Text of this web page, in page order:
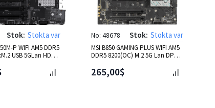
Stok: Stokta var
P WIFI AM5 DDR5
USB 5GLan HDMI
No: 48678 Stok: Stokta var
MSI B850 GAMING PLUS WIFI AM5
DDR5 8200(OC) M.2 5G Lan DP
265,00$